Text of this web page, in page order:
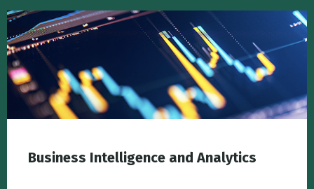
Business Intelligence and Analytics